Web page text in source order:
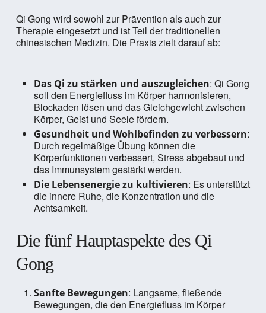
Qi Gong wird sowohl zur Prävention als auch zur
Therapie eingesetzt und ist Teil der traditionellen
chinesischen Medizin. Die Praxis zielt darauf ab:
Das Qi zu stärken und auszugleichen: Qi Gong
soll den Energiefluss im Körper harmonisieren,
Blockaden lösen und das Gleichgewicht zwischen
Körper, Geist und Seele fördern.
Gesundheit und Wohlbefinden zu verbessern:
Durch regelmäßige Übung können die
Körperfunktionen verbessert, Stress abgebaut und
das Immunsystem gestärkt werden.
Die Lebensenergie zu kultivieren: Es unterstützt
die innere Ruhe, die Konzentration und die
Achtsamkeit.
Die fünf Hauptaspekte des Qi
Gong
Sanfte Bewegungen: Langsame, fließende
Bewegungen, die den Energiefluss im Körper